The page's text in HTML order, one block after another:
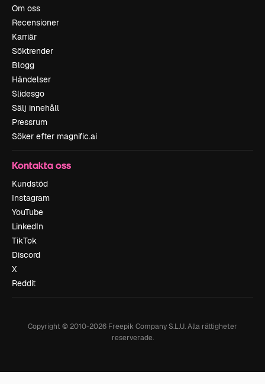
Om oss
Recensioner
Karriär
Söktrender
Blogg
Händelser
Slidesgo
Sälj innehåll
Pressrum
Söker efter magnific.ai
Kontakta oss
Kundstöd
Instagram
YouTube
LinkedIn
TikTok
Discord
X
Reddit
Copyright © 2010-2026 Freepik Company S.L.U.Alla rättigheter
reserverade.